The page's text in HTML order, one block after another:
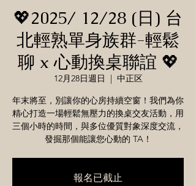
💖2025/ 12/28 (日) 台
北輕熟單身族群-輕鬆
聊 x 心動換桌聯誼 💖
12月28日週日
  |
中正区
年末將至，別讓你的心房持續空窗！我們為你
精心打造一場輕鬆無壓力的換桌交友活動，用
三個小時的時間，與多位優質對象深度交流，
發掘那個能讓您心動的 TA！
報名已截止